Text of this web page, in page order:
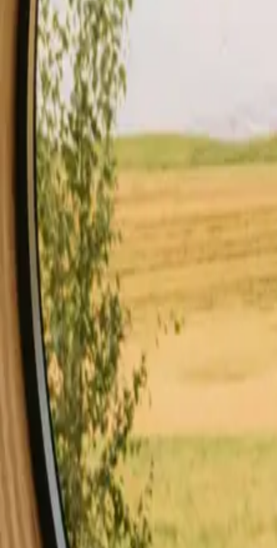
OppholdGavekort Bli en vert Blog
BeskrivelseFasiliteter Regler og sikkerhet
Sjekk tilgjengelighet